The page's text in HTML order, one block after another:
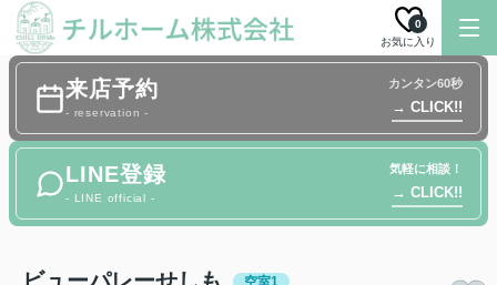
お気に入り
0
来店予約
- reservation -
カンタン60秒
→ CLICK!!
LINE登録
- LINE official -
気軽に相談！
→ CLICK!!
空室1